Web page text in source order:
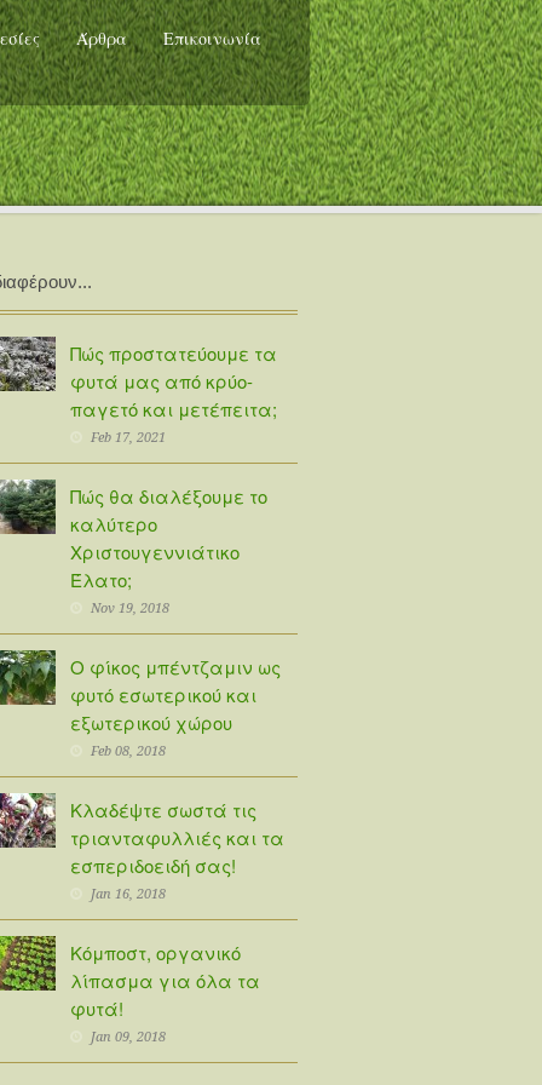
Άρθρα Επικοινωνία
Πώς προστατεύουμε τα
φυτά μας από κρύο-
παγετό και μετέπειτα;
Feb 17, 2021
Πώς θα διαλέξουμε το
καλύτερο
Χριστουγεννιάτικο
Έλατο;
Nov 19, 2018
Ο φίκος μπέντζαμιν ως
φυτό εσωτερικού και
εξωτερικού χώρου
Feb 08, 2018
Κλαδέψτε σωστά τις
τριανταφυλλιές και τα
εσπεριδοειδή σας!
Jan 16, 2018
Κόμποστ, οργανικό
λίπασμα για όλα τα
φυτά!
Jan 09, 2018